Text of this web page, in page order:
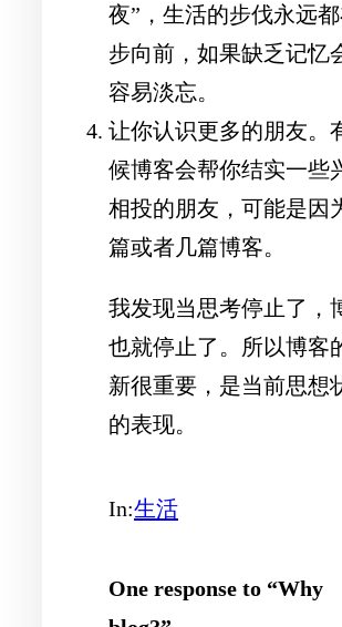
夜”，生活的步伐永远
步向前，如果缺乏记忆
容易淡忘。
让你认识更多的朋友。
候博客会帮你结实一些
相投的朋友，可能是因
篇或者几篇博客。
我发现当思考停止了，
也就停止了。所以博客
新很重要，是当前思想
的表现。
In:生活
One response to “Why